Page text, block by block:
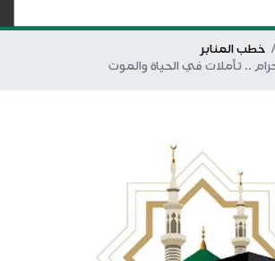
خطب المنابر
.. تأملات في الحياة والموت